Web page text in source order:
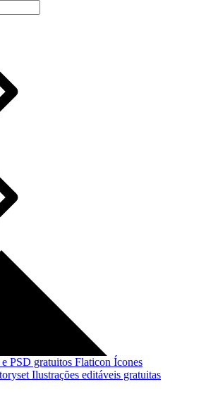
PSD gratuitos Flaticon Ícones
Ilustrações editáveis gratuitas